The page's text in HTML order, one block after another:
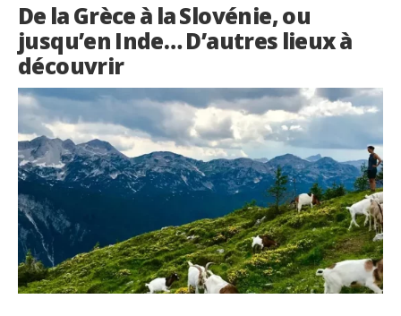
De la Grèce à la Slovénie, ou
jusqu’en Inde… D’autres lieux à
découvrir